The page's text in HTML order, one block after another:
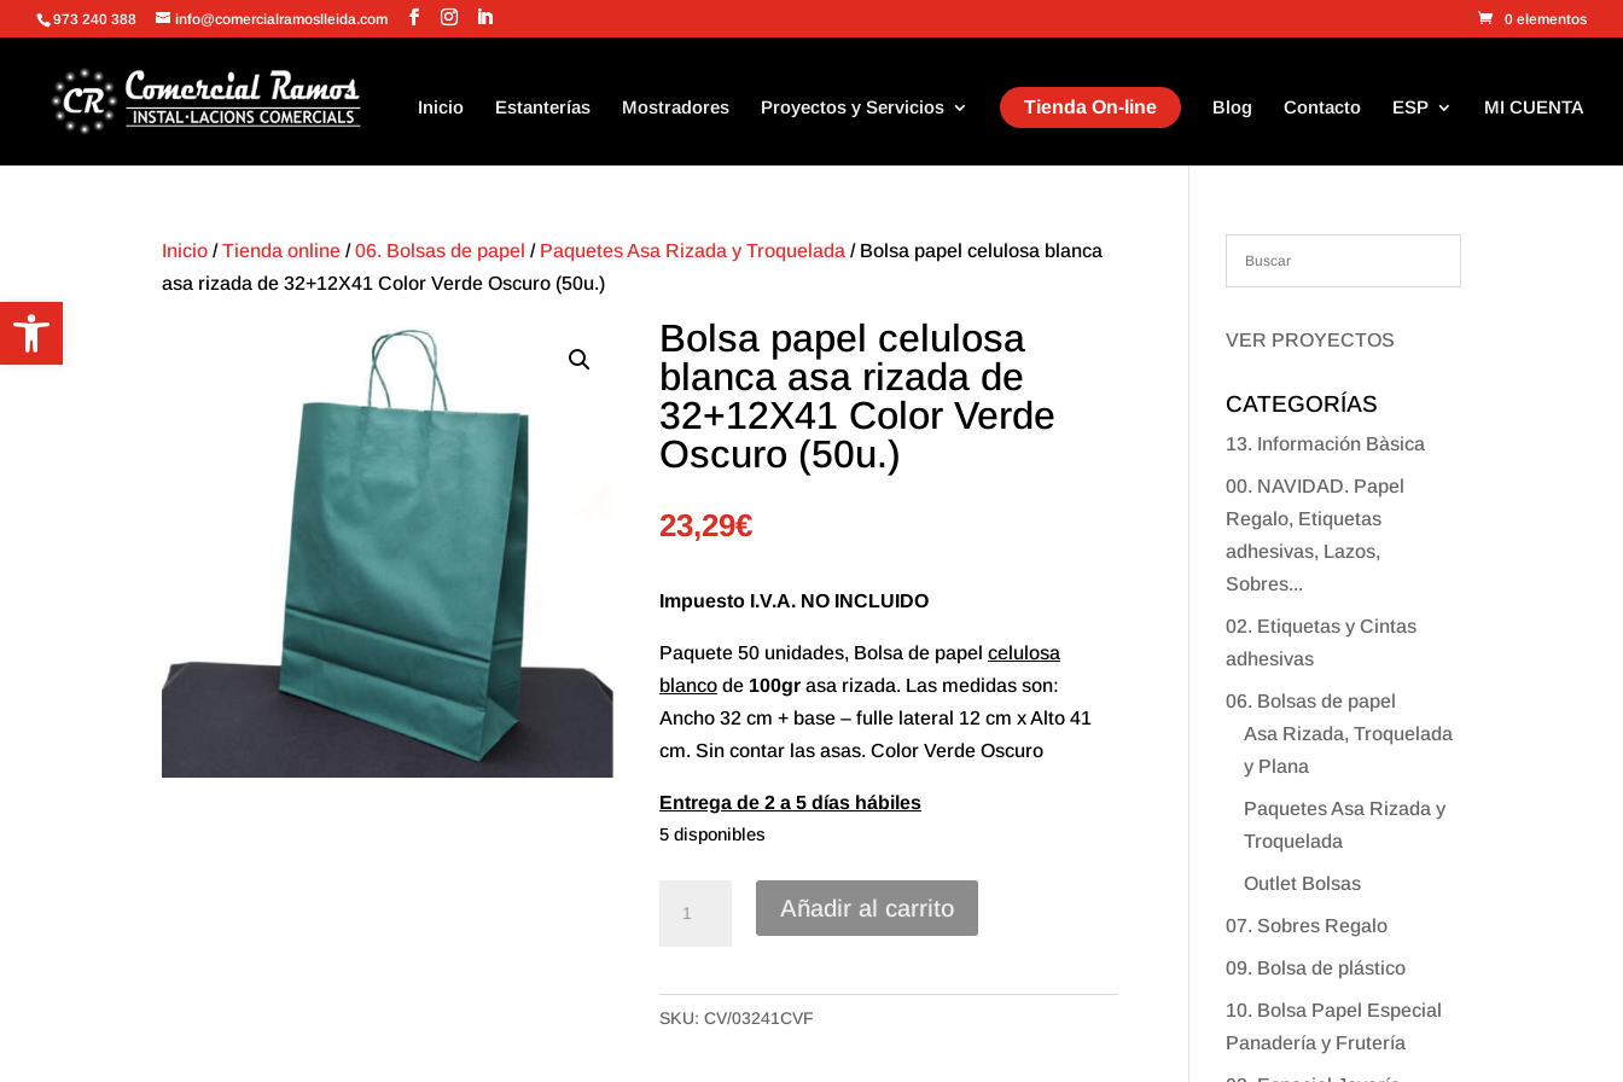
Abrir barra de herramientas
973 240 388 info@comercialramoslleida.com 0 elementos
Inicio Estanterías Mostradores Proyectos y Servicios Tienda On-line Blog Contacto ESP MI CUENTA
Inicio /Tienda online /06. Bolsas de papel / Paquetes Asa Rizada y Troquelada / Bolsa papel celulosa blanca
asa rizada de 32+12X41 Color Verde Oscuro (50u.)
Bolsa papel celulosa
blanca asa rizada de
32+12X41 Color Verde
Oscuro (50u.)
23,29€
Impuesto I.V.A. NO INCLUIDO
Paquete 50 unidades, Bolsa de papelcelulosa
blanco de 100gr asa rizada. Las medidas son:
Ancho 32 cm + base – fulle lateral 12 cm x Alto 41
cm. Sin contar las asas. Color Verde Oscuro
Entrega de 2 a 5 días hábiles
5 disponibles
blanca
asa
Añadir al carrito
SKU:CV/03241CVF
VER PROYECTOS
CATEGORÍAS
13. Información Bàsica
00. NAVIDAD. Papel
Regalo, Etiquetas
adhesivas, Lazos,
Sobres...
02. Etiquetas y Cintas
adhesivas
06. Bolsas de papel
Asa Rizada, Troquelada
y Plana
Paquetes Asa Rizada y
Troquelada
Outlet Bolsas
07. Sobres Regalo
09. Bolsa de plástico
10. Bolsa Papel Especial
Panadería y Frutería